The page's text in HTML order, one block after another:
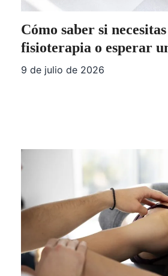
Cómo saber si
fisioterapia o esperar
9 de julio de 2026